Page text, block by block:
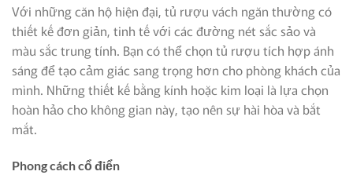
Với những căn hộ hiện đại, tủ rượu vách ngăn thường có
thiết kế đơn giản, tinh tế với các đường nét sắc sảo và
màu sắc trung tính. Bạn có thể chọn tủ rượu tích hợp ánh
sáng để tạo cảm giác sang trọng hơn cho phòng khách của
mình. Những thiết kế bằng kính hoặc kim loại là lựa chọn
hoàn hảo cho không gian này, tạo nên sự hài hòa và bắt
mắt.
Phong cách cổ điển